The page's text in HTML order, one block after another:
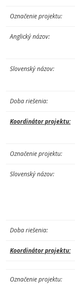
Označenie projektu:
Anglický názov:
Slovenský názov:
Doba riešenia:
Koordinátor projektu:
Označenie projektu:
Slovenský názov:
Doba riešenia:
Koordinátor projektu:
Označenie projektu: